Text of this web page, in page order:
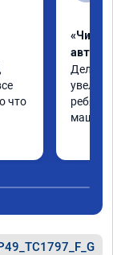
что
«Чип
Делали
ребята
машина